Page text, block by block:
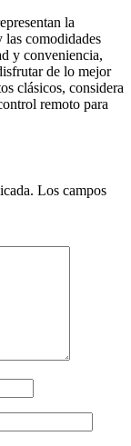
la
las comodidades
y conveniencia,
de lo mejor
clásicos, considera
remoto para
Los campos